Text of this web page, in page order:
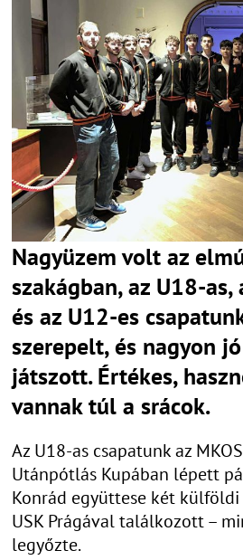
Nagyüzem volt az
szakágban, az U18-
és az U12-es
szerepelt, és nagyon
játszott. Értékes,
vannak túl a srácok.
Az U18-as csapatunk az
Utánpótlás Kupában lépett
Konrád együttese két
USK Prágával találkozott –
legyőzte.